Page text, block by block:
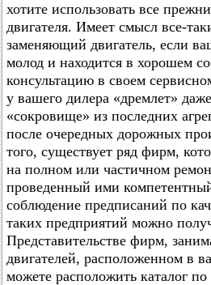
хотите использовать все
двигателя. Имеет смысл все-
заменяющий двигатель, если
молод и находится в хорошем
консультацию в своем
у вашего дилера «дремлет»
«сокровище» из последних
после очередных дорожных
того, существует ряд фирм,
на полном или частичном
проведенный ими
соблюдение предписаний по
таких предприятий можно
Представительстве фирм,
двигателей, расположенном в
можете расположить каталог